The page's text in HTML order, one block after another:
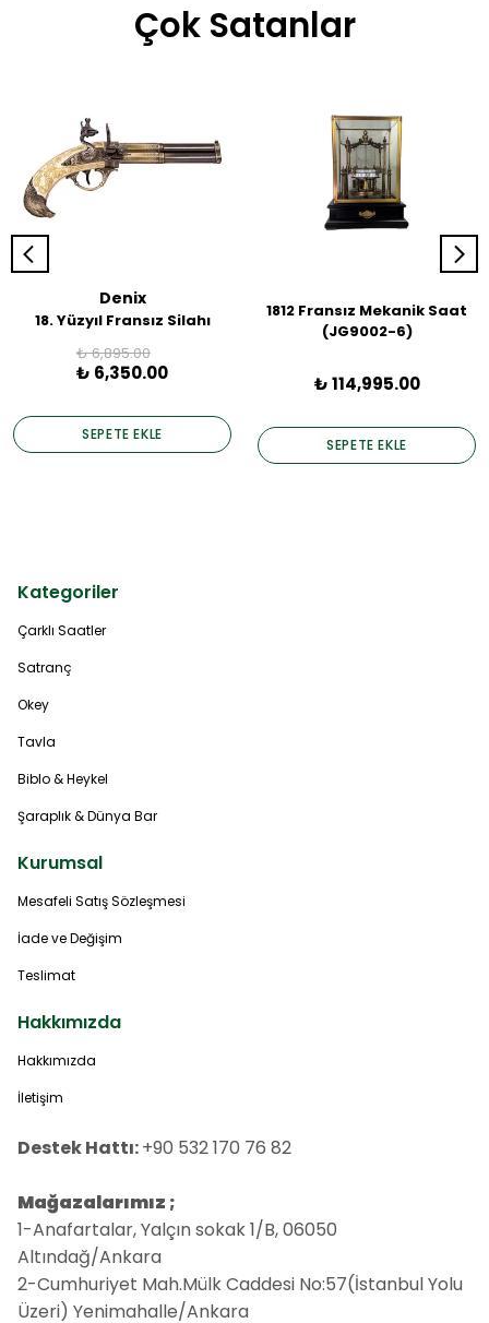
Çok Satanlar
Denix
18. Yüzyıl Fransız Silahı
₺ 6,895.00
₺ 6,350.00
SEPETE EKLE
1812 Fransız Mekanik Saat
(JG9002-6)
₺ 114,995.00
SEPETE EKLE
Kategoriler
Çarklı Saatler
Satranç
Okey
Tavla
Biblo & Heykel
Şaraplık & Dünya Bar
Kurumsal
Mesafeli Satış Sözleşmesi
İade ve Değişim
Teslimat
Hakkımızda
Hakkımızda
İletişim
Destek Hattı:+90 532 170 76 82
Mağazalarımız ;
1-Anafartalar, Yalçın sokak 1/B, 06050
Altındağ/Ankara
2-Cumhuriyet Mah.Mülk Caddesi No:57(İstanbul Yolu
Üzeri) Yenimahalle/Ankara